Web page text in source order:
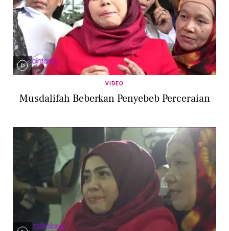
VIDEO
Musdalifah Beberkan Penyebeb Perceraian